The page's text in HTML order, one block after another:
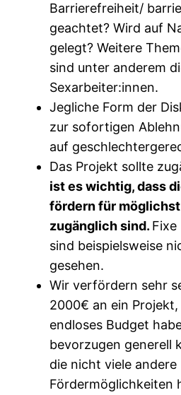
Barrierefreiheit/
geachtet? Wird auf
gelegt? Weitere
sind unter anderem
Sexarbeiter:innen.
Jegliche Form der
zur sofortigen
auf
Das Projekt sollte
ist es wichtig, dass
fördern für
zugänglich sind.
sind beispielsweise
gesehen.
Wir verfördern sehr
2000€ an ein
endloses Budget
bevorzugen generell
die nicht viele andere
Fördermöglichkeiten